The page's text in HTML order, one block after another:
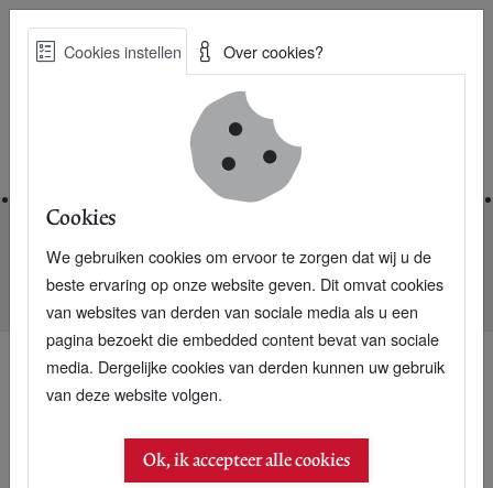
Skip
Best Practices voor een duurzame toekomst
Nieuwsarchief
Betonsector wil minstens half miljoen ton CO2 besparen
Cookies instellen Over cookies?
Cookies
We gebruiken cookies om ervoor te zorgen dat wij u de
beste ervaring op onze website geven. Dit omvat cookies
van websites van derden van sociale media als u een
pagina bezoekt die embedded content bevat van sociale
media. Dergelijke cookies van derden kunnen uw gebruik
van deze website volgen.
Ok, ik accepteer alle cookies